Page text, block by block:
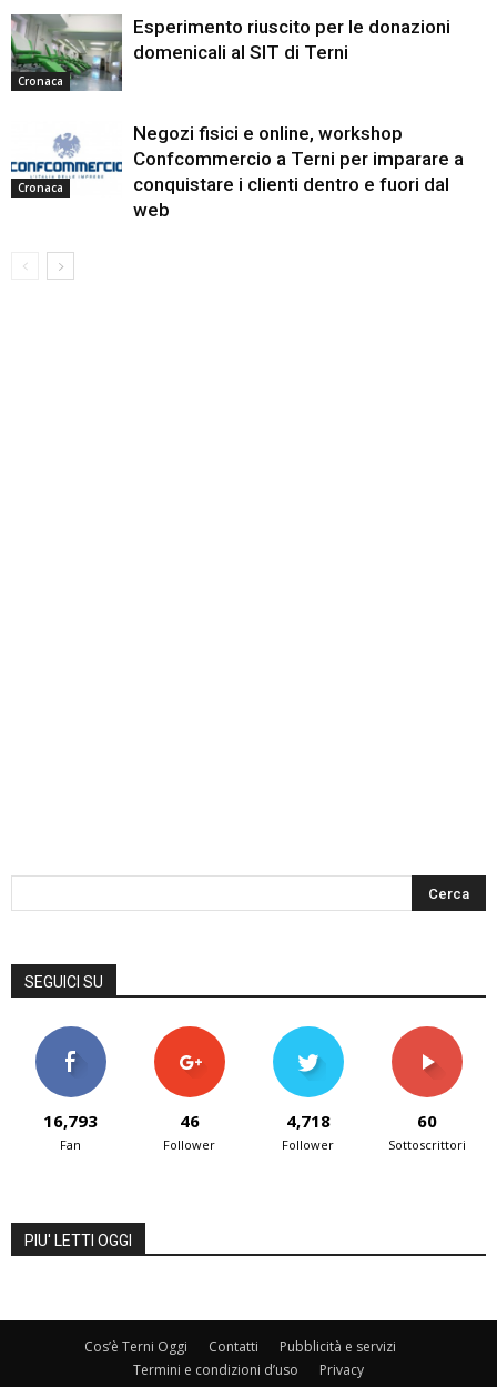
Cronaca
Esperimento riuscito per le donazioni
domenicali al SIT di Terni
Cronaca
Negozi fisici e online, workshop
Confcommercio a Terni per imparare a
conquistare i clienti dentro e fuori dal
web
SEGUICI SU
16,793
Fan
46
Follower
4,718
Follower
60
Sottoscrittori
PIU' LETTI OGGI
Cos’è Terni Oggi Contatti
Pubblicità e servizi
Termini e condizioni d’uso
Privacy